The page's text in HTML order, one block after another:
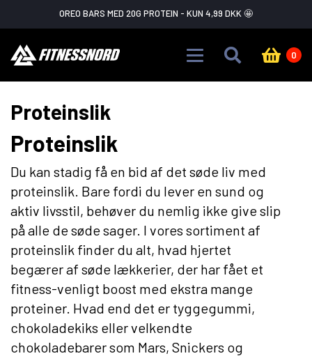
Skip to main contentOREO BARS MED 20G PROTEIN - KUN 4,99 DKK 🤩
0
Proteinslik
Proteinslik
Du kan stadig få en bid af det søde liv med
proteinslik. Bare fordi du lever en sund og
aktiv livsstil, behøver du nemlig ikke give slip
på alle de søde sager. I vores sortiment af
proteinslik finder du alt, hvad hjertet
begærer af søde lækkerier, der har fået et
fitness-venligt boost med ekstra mange
proteiner. Hvad end det er tyggegummi,
chokoladekiks eller velkendte
chokoladebarer som Mars, Snickers og